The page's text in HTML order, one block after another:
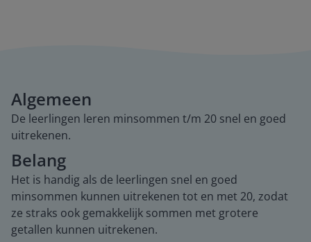
Algemeen
De leerlingen leren minsommen t/m 20 snel en goed
uitrekenen.
Belang
Het is handig als de leerlingen snel en goed
minsommen kunnen uitrekenen tot en met 20, zodat
ze straks ook gemakkelijk sommen met grotere
getallen kunnen uitrekenen.